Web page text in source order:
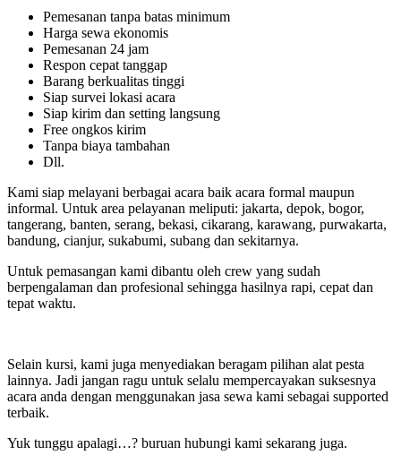
Pemesanan tanpa batas minimum
Harga sewa ekonomis
Pemesanan 24 jam
Respon cepat tanggap
Barang berkualitas tinggi
Siap survei lokasi acara
Siap kirim dan setting langsung
Free ongkos kirim
Tanpa biaya tambahan
Dll.
Kami siap melayani berbagai acara baik acara formal maupun
informal. Untuk area pelayanan meliputi: jakarta, depok, bogor,
tangerang, banten, serang, bekasi, cikarang, karawang, purwakarta,
bandung, cianjur, sukabumi, subang dan sekitarnya.
Untuk pemasangan kami dibantu oleh crew yang sudah
berpengalaman dan profesional sehingga hasilnya rapi, cepat dan
tepat waktu.
Selain kursi, kami juga menyediakan beragam pilihan alat pesta
lainnya. Jadi jangan ragu untuk selalu mempercayakan suksesnya
acara anda dengan menggunakan jasa sewa kami sebagai supported
terbaik.
Yuk tunggu apalagi…? buruan hubungi kami sekarang juga.